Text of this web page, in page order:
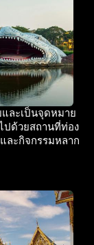
และเป็นจุดหมาย
ปด้วยสถานที่ท่อง
ละกิจกรรมหลาก